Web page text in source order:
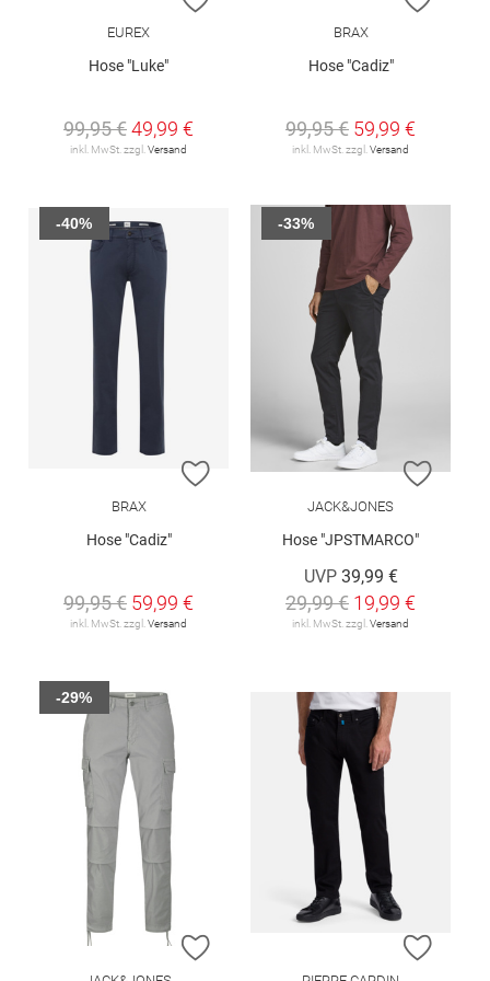
EUREX
Hose "Luke"
99,95 €49,99 €
inkl. MwSt. zzgl. Versand
BRAX
Hose "Cadiz"
99,95 € 59,99 €
inkl. MwSt. zzgl. Versand
ZUR WUNSCHLISTE HINZUFÜGEN
BRAX
Hose "Cadiz"
99,95 € 59,99 €
inkl. MwSt. zzgl. Versand
-40%
ZUR
JACK&JONES
Hose "JPSTMARCO"
UVP 39,99 €
29,99 € 19,99 €
inkl. MwSt. zzgl. Versand
-33%
ZUR WUNSCHLISTE HINZUFÜGEN
-29%
ZUR